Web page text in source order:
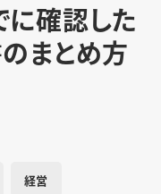
確認した
まとめ方
経営